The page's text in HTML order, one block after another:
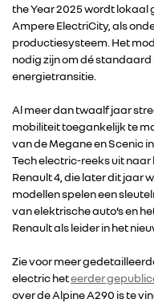
the Year 2025 wordt
Ampere ElectriCity, als
productiesysteem. Het
nodig zijn om dé standaard
energietransitie.
Al meer dan twaalf jaar
mobiliteit toegankelijk te
van de Megane en Scenic
Tech electric-reeks uit naar
Renault 4, die later dit jaar
modellen spelen een
van elektrische auto’s en
Renault als leider in het
Zie voor meer
electric heteerder
over de Alpine A290 is te